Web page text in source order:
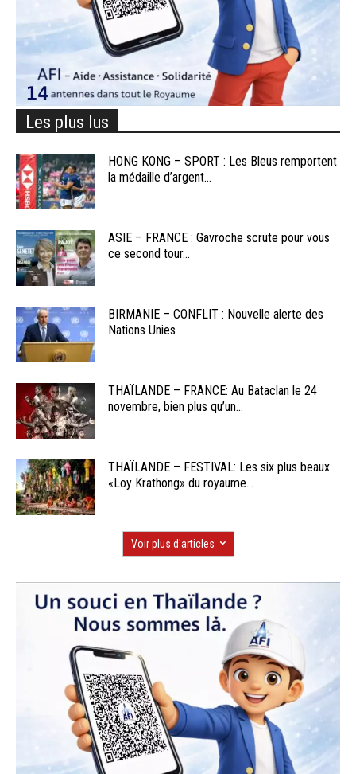
Les plus lus
HONG KONG – SPORT : Les Bleus remportent
la médaille d’argent...
ASIE – FRANCE : Gavroche scrute pour vous
ce second tour...
BIRMANIE – CONFLIT : Nouvelle alerte des
Nations Unies
THAÏLANDE – FRANCE: Au Bataclan le 24
novembre, bien plus qu’un...
THAÏLANDE – FESTIVAL: Les six plus beaux
«Loy Krathong» du royaume...
Voir plus d'articles